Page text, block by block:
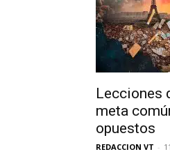
Lecciones
meta
opuestos
REDACCION VT -